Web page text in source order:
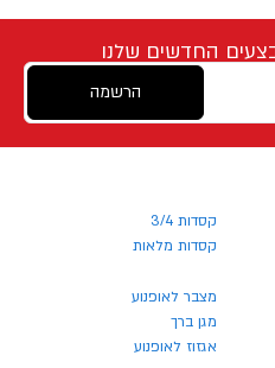
החדשים שלנו
הרשמה
קסדות 3/4
קסדות מלאות
מצבר לאופנוע
מגן ברך
אגזוז לאופנוע